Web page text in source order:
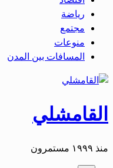
رياضة
مجتمع
منوعات
المسافات بين المدن
القامشلي
منذ ١٩٩٩ مستمرون